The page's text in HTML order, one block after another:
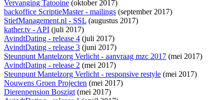
Vervanging Tatooine (oktober 2017)
backoffice ScriptieMaster - mailings (september 2017)
StiefManagement.nl - SSL (augustus 2017)
kather.tv - API (juli 2017)
AvindtDating - release 4 (juli 2017)
AvindtDating - release 3 (juni 2017)
Steunpunt Mantelzorg Verlicht - aanvraag mzc 2017 (mei 2017)
AvindtDating - release 2 (mei 2017)
Steunpunt Mantelzorg Verlicht - responsive restyle (mei 2017)
Nouwens Groen Projecten (mei 2017)
Dierenpension Boszigt(mei 2017)